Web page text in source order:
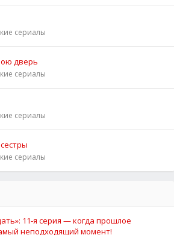
сериалы
дверь
сериалы
сериалы
сериалы
11‑я серия — когда прошлое
неподходящий момент!